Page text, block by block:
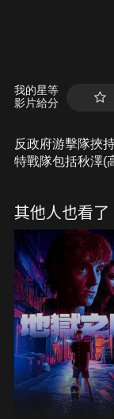
我的星等
影片給分
反政府游擊隊挾
特戰隊包括秋澤(
了里子，特戰隊
里子遭槍殺，倖
入坦克與步兵部
其他人也看了